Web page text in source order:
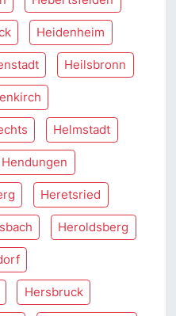
Heidenheim
Heilsbronn
Helmstadt
Hendungen
Heretsried
Heroldsberg
Hersbruck